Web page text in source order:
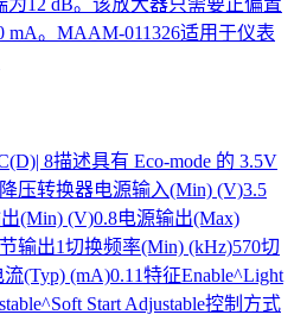
12 dB。该放大器只需要正偏置
mA。MAAM-011326适用于仪表
8描述具有 Eco-mode 的 3.5V
压转换器电源输入(Min) (V)3.5
(Min) (V)0.8电源输出(Max)
输出1切换频率(Min) (kHz)570切
(Typ) (mA)0.11特征Enable^Light
Start Adjustable控制方式